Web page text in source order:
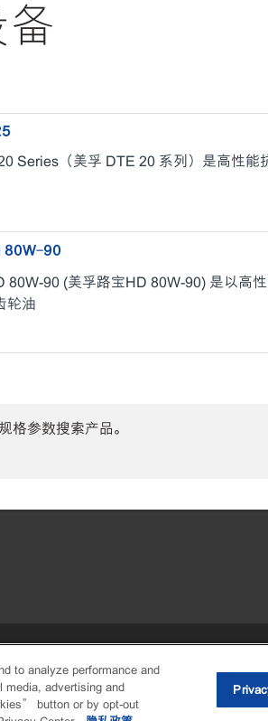
Series（美孚 DTE 20 系列）是高性能
80W-90
80W-90 (美孚路宝HD 80W-90) 是以高
轮油
格参数搜索产品。
• Privacy center (Do not sell
to analyze performance and
media, advertising and
button or by opt-out